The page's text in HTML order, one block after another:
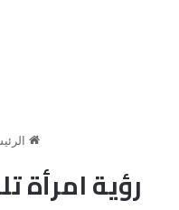
رؤية امرأة